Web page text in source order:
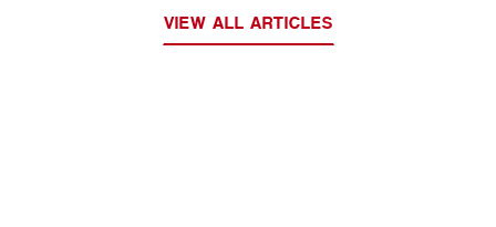
VIEW ALL ARTICLES